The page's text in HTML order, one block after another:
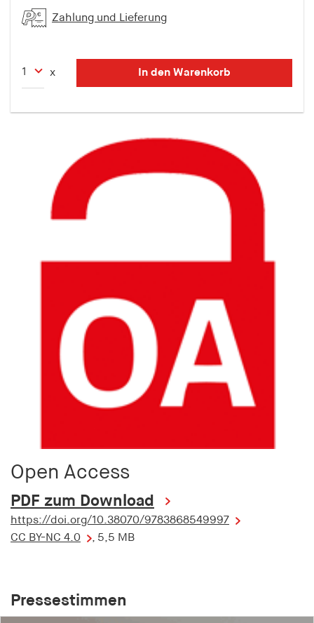
Zahlung und Lieferung
x In den Warenkorb
Open Access
PDF zum Download
https://doi.org/10.38070/9783868549997
CC BY-NC 4.0
, 5,5 MB
Pressestimmen